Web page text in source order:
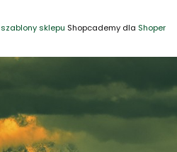
szablony sklepu Shopcademy dla Shoper